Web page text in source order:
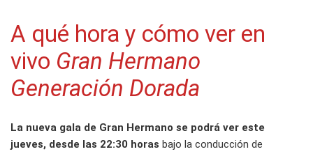
A qué hora y cómo ver en
vivo Gran Hermano
Generación Dorada
La nueva gala de Gran Hermano se podrá ver este
jueves, desde las 22:30 horas bajo la conducción de